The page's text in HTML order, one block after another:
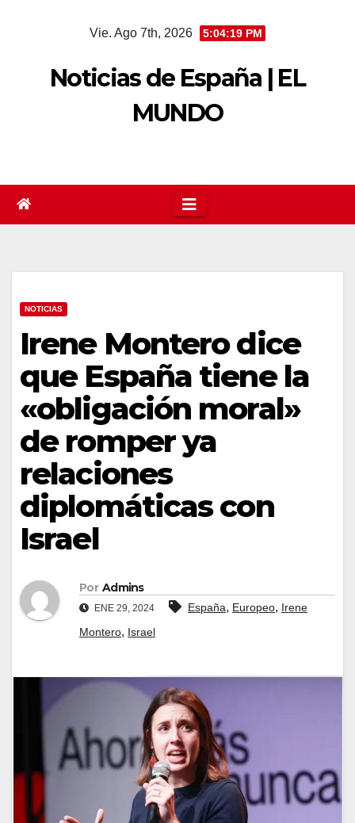
Vie. Ago 7th, 2026 5:04:19 PM
Noticias de España | EL
MUNDO
NOTICIAS
Irene Montero dice
que España tiene la
«obligación moral»
de romper ya
relaciones
diplomáticas con
Israel
Por Admins
ENE 29, 2024 España, Europeo, Irene
Montero, Israel